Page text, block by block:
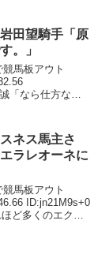
田望騎手「原
。」
馬板アウト
「なら仕方ない
た。...
ネス馬主さ
ラレオーネに
馬板アウト
ID:jn21M9s+0
ど多くのエクリ